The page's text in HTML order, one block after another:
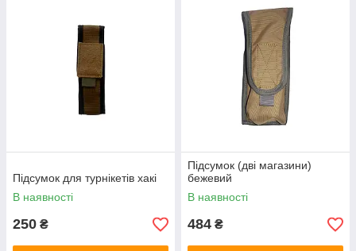
Підсумок для турнікетів хакі
В наявності
250 ₴
Підсумок (дві магазини)
бежевий
В наявності
484 ₴